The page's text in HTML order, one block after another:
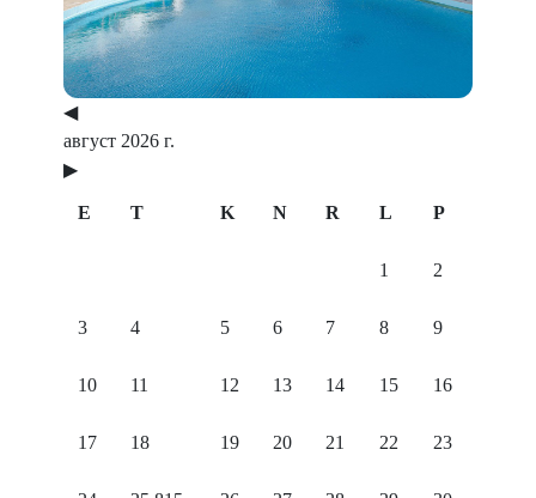
◀
август 2026 г.
▶
E T K N R L P
1 2
3 4 5 6 7 8 9
10 11 12 13 14 15 16
17 18 19 20 21 22 23